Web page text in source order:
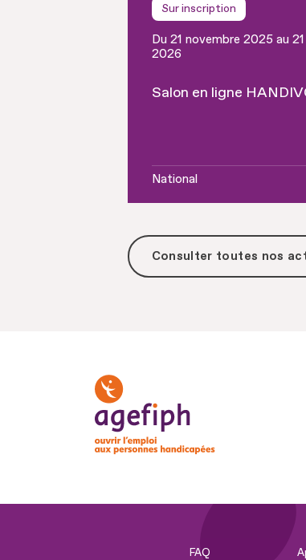
Sur inscription
Du 21 novembre 2025 au
2026
Salon en ligne
National
Consulter toutes nos
FAQ